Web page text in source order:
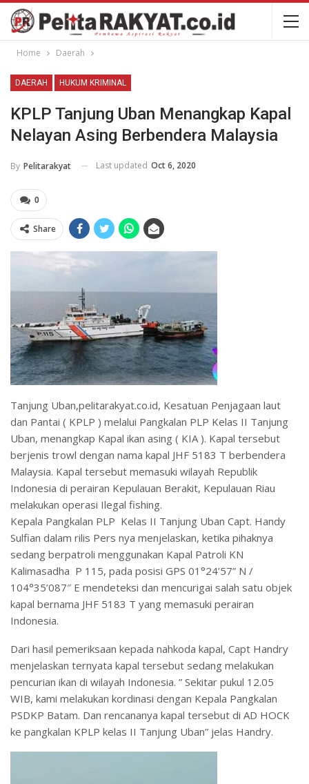
Home Daerah
DAERAH HUKUM KRIMINAL
KPLP Tanjung Uban Menangkap Kapal
Nelayan Asing Berbendera Malaysia
By Pelitarakyat Last updated Oct 6, 2020
0
Share
Tanjung Uban,pelitarakyat.co.id, Kesatuan Penjagaan laut
dan Pantai ( KPLP ) melalui Pangkalan PLP Kelas II Tanjung
Uban, menangkap Kapal ikan asing ( KIA ). Kapal tersebut
berjenis trowl dengan nama kapal JHF 5183 T berbendera
Malaysia. Kapal tersebut memasuki wilayah Republik
Indonesia di perairan Kepulauan Berakit, Kepulauan Riau
melakukan operasi Ilegal fishing.
Kepala Pangkalan PLP Kelas II Tanjung Uban Capt. Handy
Sulfian dalam rilis Pers nya menjelaskan, ketika pihaknya
sedang berpatroli menggunakan Kapal Patroli KN
Kalimasadha P 115, pada posisi GPS 01°24’57” N /
104°35’087″ E mendeteksi dan mencurigai salah satu objek
kapal bernama JHF 5183 T yang memasuki perairan
Indonesia.
Dari hasil pemeriksaan kepada nahkoda kapal, Capt Handry
menjelaskan ternyata kapal tersebut sedang melakukan
pencurian ikan di wilayah Indonesia. ” Sekitar pukul 12.05
WIB, kami melakukan kordinasi dengan Kepala Pangkalan
PSDKP Batam. Dan rencananya kapal tersebut di AD HOCK
ke pangkalan KPLP kelas II Tanjung Uban” jelas Handry.